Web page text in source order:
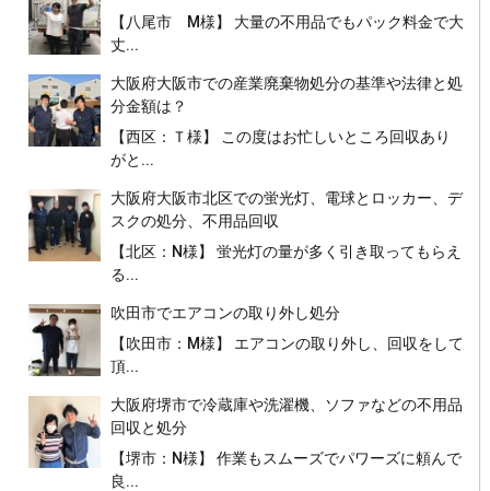
【八尾市 M様】 大量の不用品でもパック料金で大
丈...
大阪府大阪市での産業廃棄物処分の基準や法律と処
分金額は？
【西区：Ｔ様】 この度はお忙しいところ回収あり
がと...
大阪府大阪市北区での蛍光灯、電球とロッカー、デ
スクの処分、不用品回収
【北区：N様】 蛍光灯の量が多く引き取ってもらえ
る...
吹田市でエアコンの取り外し処分
【吹田市：M様】 エアコンの取り外し、回収をして
頂...
大阪府堺市で冷蔵庫や洗濯機、ソファなどの不用品
回収と処分
【堺市：N様】 作業もスムーズでパワーズに頼んで
良...